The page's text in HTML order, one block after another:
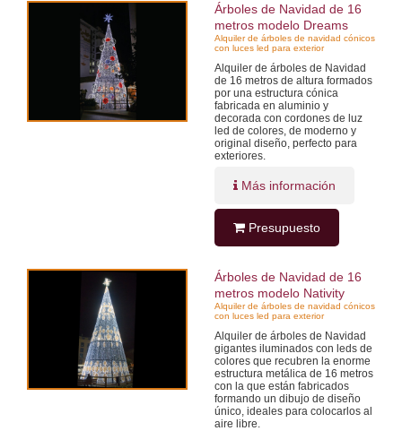
Árboles de Navidad de 16
metros modelo Dreams
Alquiler de árboles de navidad cónicos
con luces led para exterior
Alquiler de árboles de Navidad
de 16 metros de altura formados
por una estructura cónica
fabricada en aluminio y
decorada con cordones de luz
led de colores, de moderno y
original diseño, perfecto para
exteriores.
Más información
Presupuesto
Árboles de Navidad de 16
metros modelo Nativity
Alquiler de árboles de navidad cónicos
con luces led para exterior
Alquiler de árboles de Navidad
gigantes iluminados con leds de
colores que recubren la enorme
estructura metálica de 16 metros
con la que están fabricados
formando un dibujo de diseño
único, ideales para colocarlos al
aire libre.